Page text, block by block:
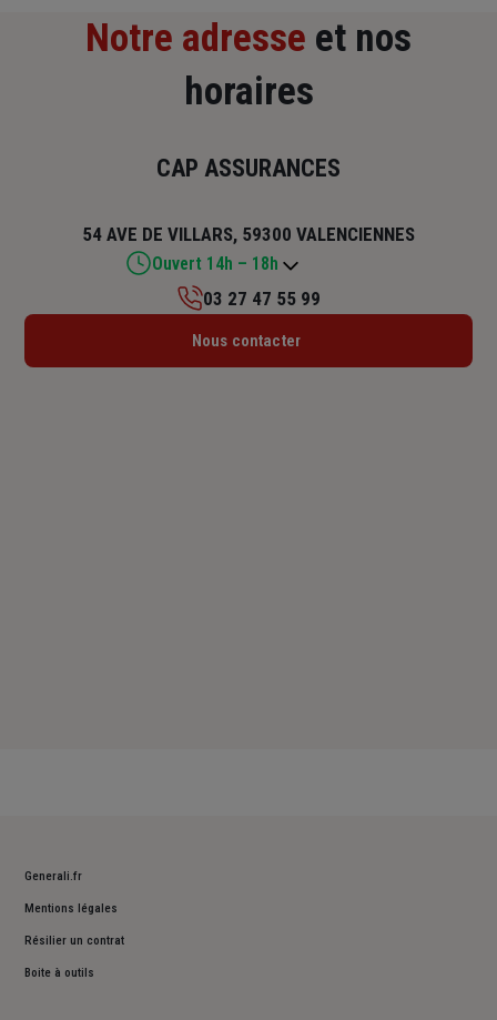
Notre adresse et nos
horaires
CAP ASSURANCES
54 AVE DE VILLARS, 59300 VALENCIENNES
Ouvert 14h – 18h
Lundi : 14h – 18h
03 27 47 55 99
Nous contacter
Generali.fr
Mentions légales
Résilier un contrat
Boite à outils